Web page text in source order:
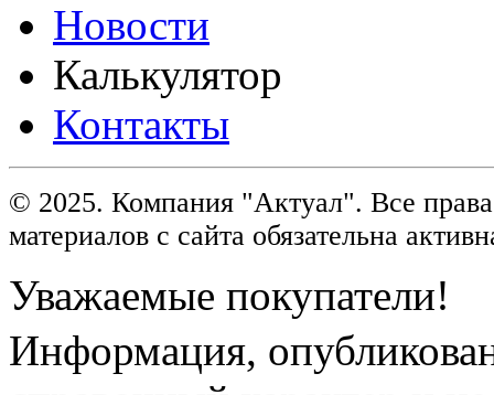
Новости
Калькулятор
Контакты
© 2025. Компания "Актуал". Все
материалов с сайта обязательна
Уважаемые покупатели!
Информация,